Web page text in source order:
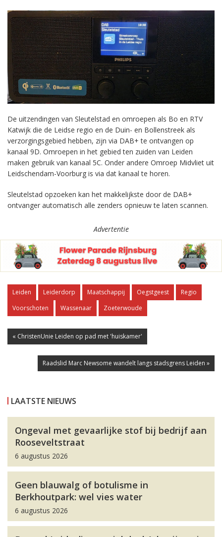
De uitzendingen van Sleutelstad en omroepen als Bo en RTV
Katwijk die de Leidse regio en de Duin- en Bollenstreek als
verzorgingsgebied hebben, zijn via DAB+ te ontvangen op
kanaal 9D. Omroepen in het gebied ten zuiden van Leiden
maken gebruik van kanaal 5C. Onder andere Omroep Midvliet uit
Leidschendam-Voorburg is via dat kanaal te horen.
Sleutelstad opzoeken kan het makkelijkste door de DAB+
ontvanger automatisch alle zenders opnieuw te laten scannen.
Advertentie
Leiden Leiderdorp Maatschappij Oegstgeest
Regio
Voorschoten
Wassenaar Zoeterwoude
« ChristenUnie Leiden op pad met 'huiskamer'
Raadslid Marc Newsome wandelt langs stadsgrens Leiden »
LAATSTE NIEUWS
Ongeval met gevaarlijke stof bij bedrijf aan
Rooseveltstraat
6 augustus 2026
Geen blauwalg of botulisme in
Berkhoutpark: wel vies water
6 augustus 2026